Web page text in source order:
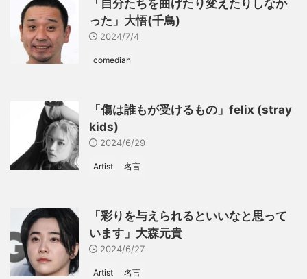
「自分たちを曲げたり変えたりしなか
った」大悟(千鳥)
2024/7/4
comedian
「傷は誰もが受けるもの」felix (stray
kids)
2024/6/29
Artist 名言
「彩りを与えられるといいなと思って
います」大森元貴
2024/6/27
Artist 名言